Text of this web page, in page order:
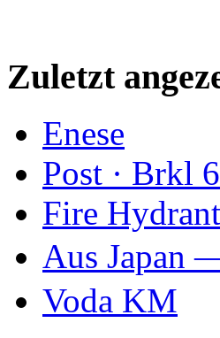
Zuletzt
Enese
Post · Brkl
Fire
Aus
Voda KM